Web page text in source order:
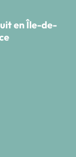
en Île-de-